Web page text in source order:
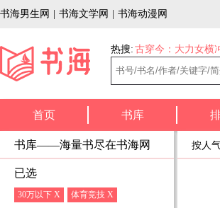
书海男生网 书海文学网 书海动漫网
热搜: 古穿今：大力女横
首页 书库
书库——海量书尽在书海网
已选
30万以下 X 体育竞技 X
按人